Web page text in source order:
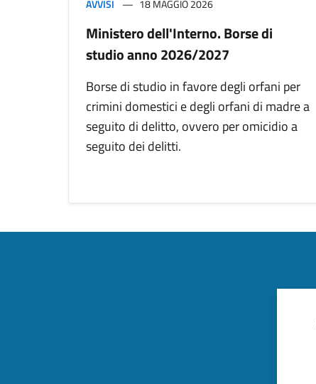
AVVISI 18 MAGGIO 2026
Ministero dell'Interno. Borse di
studio anno 2026/2027
Borse di studio in favore degli orfani per
crimini domestici e degli orfani di madre a
seguito di delitto, ovvero per omicidio a
seguito dei delitti.